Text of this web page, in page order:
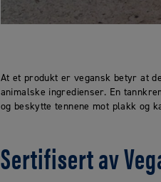
At et produkt er vegansk betyr at
animalske ingredienser. En
og beskytte tennene mot plakk og
Sertifisert av